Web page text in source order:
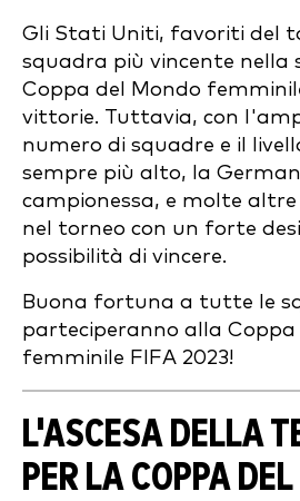
Gli Stati Uniti, favoriti del
squadra più vincente nella
Coppa del Mondo
vittorie. Tuttavia, con
numero di squadre e il
sempre più alto, la
campionessa, e molte
nel torneo con un forte
possibilità di vincere.
Buona fortuna a tutte le
parteciperanno alla Coppa
femminile FIFA 2023!
L'ASCESA DELLA
PER LA COPPA